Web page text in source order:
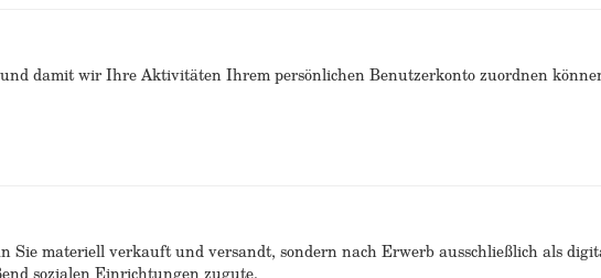
damit wir Ihre Aktivitäten Ihrem persönlichen Benutzerkonto zuordnen
materiell verkauft und versandt, sondern nach Erwerb ausschließlich als
sozialen Einrichtungen zugute.